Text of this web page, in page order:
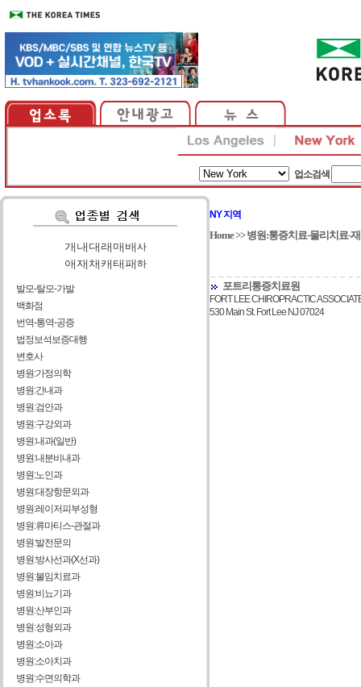
업소검색
가| 나| 다| 라| 마| 바| 사
아| 자| 차| 카| 타| 파| 하
발모-탈모-가발
백화점
번역-통역-공증
법정보석보증대행
변호사
병원:가정의학
병원:간내과
병원:검안과
병원:구강외과
병원:내과(일반)
병원:내분비내과
병원:노인과
병원:대장항문외과
병원:레이저피부성형
병원:류마티스-관절과
병원:발전문의
병원:방사선과(X선과)
병원:불임치료과
병원:비뇨기과
병원:산부인과
병원:성형외과
병원:소아과
병원:소아치과
병원:수면의학과
NY 지역
Home>>병원:통증치료-물리치료-
포트리통증치료원
FORT LEE CHIROPRACTIC
530 Main St. Fort Lee NJ 07024